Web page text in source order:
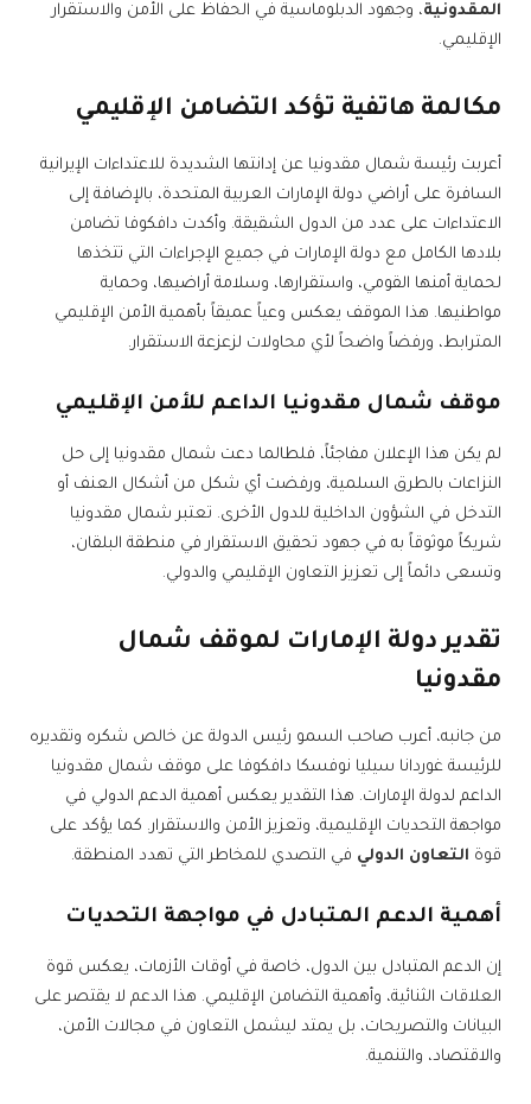
المقدونية، وجهود الدبلوماسية في الحفاظ على الأمن والاستقرار
الإقليمي.
مكالمة هاتفية تؤكد التضامن الإقليمي
أعربت رئيسة شمال مقدونيا عن إدانتها الشديدة للاعتداءات الإيرانية
السافرة على أراضي دولة الإمارات العربية المتحدة، بالإضافة إلى
الاعتداءات على عدد من الدول الشقيقة. وأكدت دافكوفا تضامن
بلادها الكامل مع دولة الإمارات في جميع الإجراءات التي تتخذها
لحماية أمنها القومي، واستقرارها، وسلامة أراضيها، وحماية
مواطنيها. هذا الموقف يعكس وعياً عميقاً بأهمية الأمن الإقليمي
المترابط، ورفضاً واضحاً لأي محاولات لزعزعة الاستقرار.
موقف شمال مقدونيا الداعم للأمن الإقليمي
لم يكن هذا الإعلان مفاجئاً، فلطالما دعت شمال مقدونيا إلى حل
النزاعات بالطرق السلمية، ورفضت أي شكل من أشكال العنف أو
التدخل في الشؤون الداخلية للدول الأخرى. تعتبر شمال مقدونيا
شريكاً موثوقاً به في جهود تحقيق الاستقرار في منطقة البلقان،
وتسعى دائماً إلى تعزيز التعاون الإقليمي والدولي.
تقدير دولة الإمارات لموقف شمال
مقدونيا
من جانبه، أعرب صاحب السمو رئيس الدولة عن خالص شكره وتقديره
للرئيسة غوردانا سيليا نوفسكا دافكوفا على موقف شمال مقدونيا
الداعم لدولة الإمارات. هذا التقدير يعكس أهمية الدعم الدولي في
مواجهة التحديات الإقليمية، وتعزيز الأمن والاستقرار. كما يؤكد على
قوة التعاون الدولي في التصدي للمخاطر التي تهدد المنطقة.
أهمية الدعم المتبادل في مواجهة التحديات
إن الدعم المتبادل بين الدول، خاصة في أوقات الأزمات، يعكس قوة
العلاقات الثنائية، وأهمية التضامن الإقليمي. هذا الدعم لا يقتصر على
البيانات والتصريحات، بل يمتد ليشمل التعاون في مجالات الأمن،
والاقتصاد، والتنمية.